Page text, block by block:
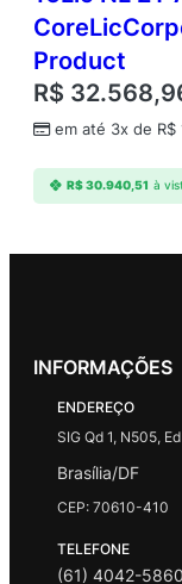
Product
R$
em até 3x de R$
R$30.940,51 à
INFORMAÇÕES
ENDEREÇO
SIG Qd 1, N505,
Brasília/DF
CEP: 70610-410
TELEFONE
(61) 4042-5860